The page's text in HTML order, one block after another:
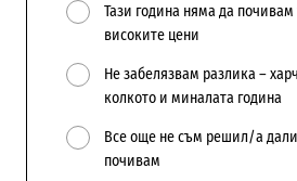
Тази година няма да почивам
високите цени
Не забелязвам разлика –
колкото и миналата година
Все още не съм решил/а
почивам